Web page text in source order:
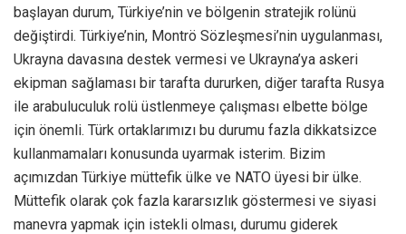
başlayan durum, Türkiye’nin ve bölgenin stratejik rolünü
değiştirdi. Türkiye’nin, Montrö Sözleşmesi’nin uygulanması,
Ukrayna davasına destek vermesi ve Ukrayna’ya askeri
ekipman sağlaması bir tarafta dururken, diğer tarafta Rusya
ile arabuluculuk rolü üstlenmeye çalışması elbette bölge
için önemli. Türk ortaklarımızı bu durumu fazla dikkatsizce
kullanmamaları konusunda uyarmak isterim. Bizim
açımızdan Türkiye müttefik ülke ve NATO üyesi bir ülke.
Müttefik olarak çok fazla kararsızlık göstermesi ve siyasi
manevra yapmak için istekli olması, durumu giderek